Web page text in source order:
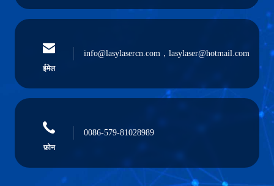
ईमेल
info@lasylasercn.com，lasylaser@hotmail.com
फ़ोन
0086-579-81028989